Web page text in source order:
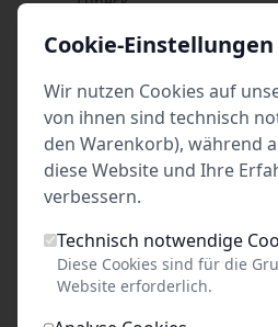
27Aug. 2026•
Unterhaltsam, informativ
vor dem Burgtor auf der
(Burgtorbrücke 2, 23552
Cookie-Einstellungen
Wir nutzen Cookies auf
von ihnen sind technisch
den Warenkorb), während
diese Website und Ihre
verbessern.
Technisch notwendige
Diese Cookies sind für die
Website erforderlich.